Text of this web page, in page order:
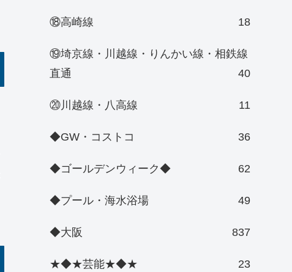
⑱高崎線 18
⑲埼京線・川越線・りんかい線・相鉄線
直通
40
⑳川越線・八高線 11
◆GW・コストコ 36
◆ゴールデンウィーク◆ 62
◆プール・海水浴場 49
◆大阪 837
★◆★芸能★◆★ 23